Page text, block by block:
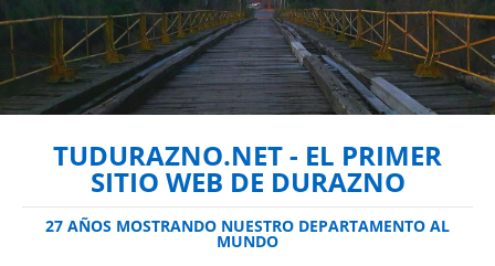
TUDURAZNO.NET - EL PRIMER
SITIO WEB DE DURAZNO
27 AÑOS MOSTRANDO NUESTRO DEPARTAMENTO AL
MUNDO